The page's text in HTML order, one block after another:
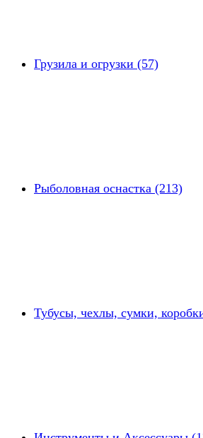
Грузила и огрузки (57)
Рыболовная оснастка (213)
Тубусы, чехлы, сумки,